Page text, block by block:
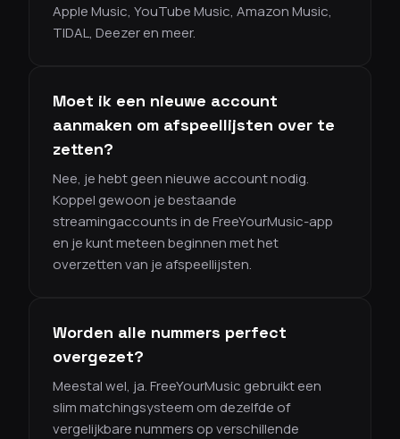
Apple Music, YouTube Music, Amazon Music,
TIDAL, Deezer en meer.
Moet ik een nieuwe account
aanmaken om afspeellijsten over te
zetten?
Nee, je hebt geen nieuwe account nodig.
Koppel gewoon je bestaande
streamingaccounts in de FreeYourMusic-app
en je kunt meteen beginnen met het
overzetten van je afspeellijsten.
Worden alle nummers perfect
overgezet?
Meestal wel, ja. FreeYourMusic gebruikt een
slim matchingsysteem om dezelfde of
vergelijkbare nummers op verschillende